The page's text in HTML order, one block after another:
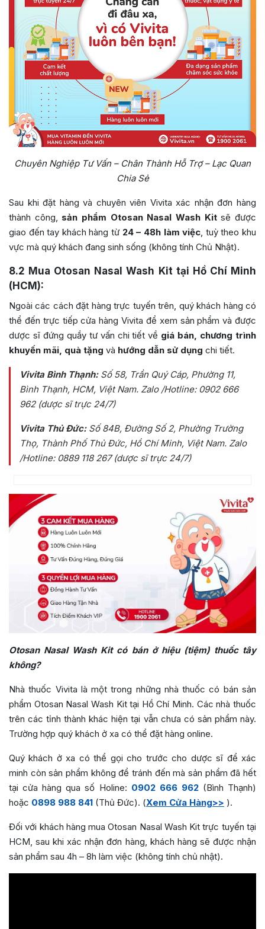
Chuyên Nghiệp Tư Vấn – Chân Thành Hỗ Trợ – Lạc Quan
Chia Sẻ
Sau khi đặt hàng và chuyên viên Vivita xác nhận đơn hàng
thành công, sản phẩm Otosan Nasal Wash Kitsẽ được
giao đến tay khách hàng từ 24 – 48h làm việc, tuỳ theo khu
vực mà quý khách đang sinh sống (không tính Chủ Nhật).
8.2 Mua Otosan Nasal Wash Kit tại Hồ Chí Minh
(HCM):
Ngoài các cách đặt hàng trực tuyến trên, quý khách hàng có
thể đến trực tiếp cửa hàng Vivita để xem sản phẩm và được
dược sĩ đứng quầy tư vấn chi tiết về giá bán, chương trình
khuyến mãi, quà tặng và hướng dẫn sử dụng chi tiết.
Vivita Bình Thạnh:Số 58, Trần Quý Cáp, Phường 11,
Bình Thạnh, HCM, Việt Nam. Zalo /Hotline: 0902 666
962 (dược sĩ trực 24/7)
Vivita Thủ Đức:Số 84B, Đường Số 2, Phường Trường
Thọ, Thành Phố Thủ Đức, Hồ Chí Minh, Việt Nam. Zalo
/Hotline: 0889 118 267 (dược sĩ trực 24/7)
Otosan Nasal Wash Kit có bán ở hiệu (tiệm) thuốc tây
không?
Nhà thuốc Vivita là một trong những nhà thuốc có bán sản
phẩm Otosan Nasal Wash Kit tại Hồ Chí Minh. Các nhà thuốc
trên các tỉnh thành khác hiện tại vẫn chưa có sản phẩm này.
Trường hợp quý khách ở xa có thể đặt hàng online.
Quý khách ở xa có thể gọi cho trước cho dược sĩ để xác
minh còn sản phẩm không để tránh đến mà sản phẩm đã hết
tại cửa hàng qua số Holine: 0902 666 962(Bình Thạnh)
hoặc 0898 988 841 (Thủ Đức). (Xem Cửa Hàng>> ).
Đối với khách hàng mua Otosan Nasal Wash Kit trực tuyến tại
HCM, sau khi xác nhận đơn hàng, khách hàng sẽ được nhận
sản phẩm sau 4h – 8h làm việc (không tính chủ nhật).